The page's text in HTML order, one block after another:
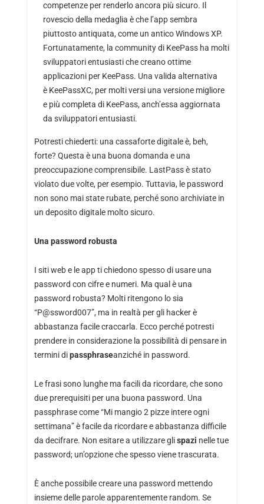
competenze per renderlo ancora più sicuro. Il
rovescio della medaglia è che l’app sembra
piuttosto antiquata, come un antico Windows XP.
Fortunatamente, la community di KeePass ha molti
sviluppatori entusiasti che creano ottime
applicazioni per KeePass. Una valida alternativa
è KeePassXC, per molti versi una versione migliore
e più completa di KeePass, anch’essa aggiornata
da sviluppatori entusiasti.
Potresti chiederti: una cassaforte digitale è, beh,
forte? Questa è una buona domanda e una
preoccupazione comprensibile. LastPass è stato
violato due volte, per esempio. Tuttavia, le password
non sono mai state rubate, perché sono archiviate in
un deposito digitale molto sicuro.
Una password robusta
I siti web e le app ti chiedono spesso di usare una
password con cifre e numeri. Ma qual è una
password robusta? Molti ritengono lo sia
“P@ssword007”, ma in realtà per gli hacker è
abbastanza facile craccarla. Ecco perché potresti
prendere in considerazione la possibilità di pensare in
termini dipassphraseanziché in password.
Le frasi sono lunghe ma facili da ricordare, che sono
due prerequisiti per una buona password. Una
passphrase come “Mi mangio 2 pizze intere ogni
settimana” è facile da ricordare e abbastanza difficile
da decifrare. Non esitare a utilizzare glispazi nelle tue
password; un’opzione che spesso viene trascurata.
È anche possibile creare una password mettendo
insieme delle parole apparentemente random. Se